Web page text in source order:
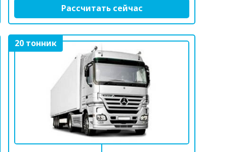
Рассчитать сейчас
20 тонник